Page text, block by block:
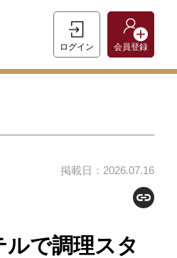
ログイン 会員登録
掲載日：2026.07.16
ルで調理スタ